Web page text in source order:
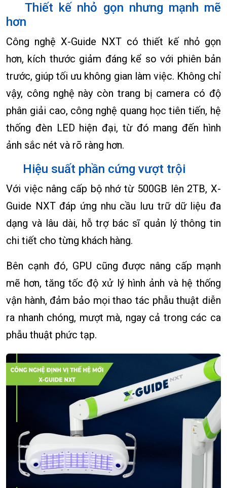
Thiết kế nhỏ gọn nhưng mạnh mẽ
hơn
Công nghệ X-Guide NXT có thiết kế nhỏ gọn
hơn, kích thước giảm đáng kể so với phiên bản
trước, giúp tối ưu không gian làm việc. Không chỉ
vậy, công nghệ này còn trang bị camera có độ
phân giải cao, công nghệ quang học tiên tiến, hệ
thống đèn LED hiện đại, từ đó mang đến hình
ảnh sắc nét và rõ ràng hơn.
Hiệu suất phần cứng vượt trội
Với việc nâng cấp bộ nhớ từ 500GB lên 2TB, X-
Guide NXT đáp ứng nhu cầu lưu trữ dữ liệu đa
dạng và lâu dài, hỗ trợ bác sĩ quản lý thông tin
chi tiết cho từng khách hàng.
Bên cạnh đó, GPU cũng được nâng cấp mạnh
mẽ hơn, tăng tốc độ xử lý hình ảnh và hệ thống
vận hành, đảm bảo mọi thao tác phẫu thuật diễn
ra nhanh chóng, mượt mà, ngay cả trong các ca
phẫu thuật phức tạp.